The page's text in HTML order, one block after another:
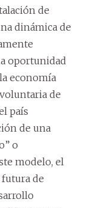
de
dinámica de
oportunidad
economía
de
país
de una
o
modelo, el
futura de